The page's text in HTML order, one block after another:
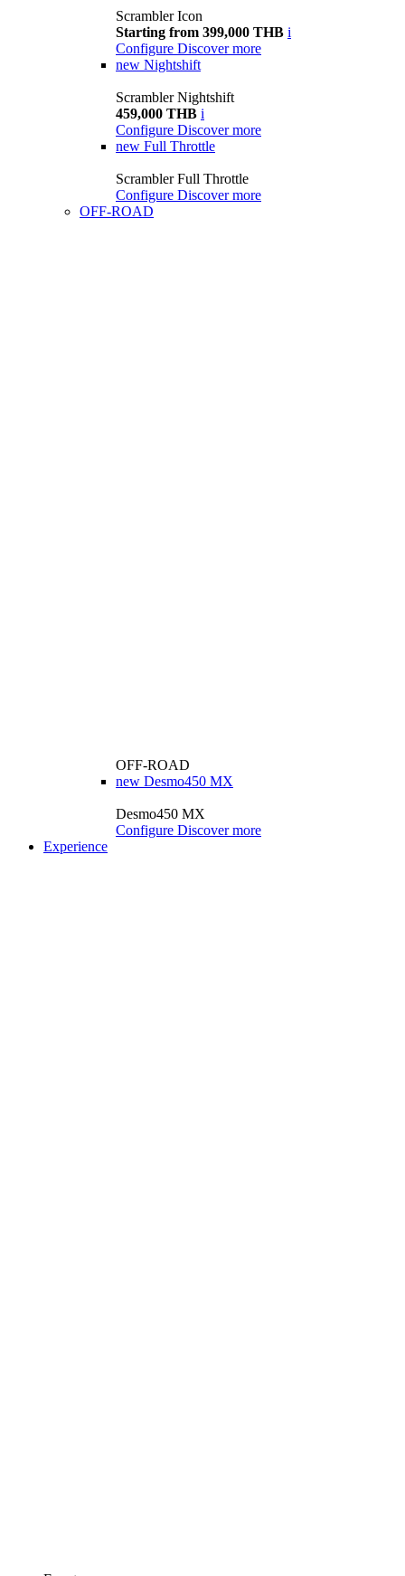
Scrambler Icon
Starting from 399,000 THB i
Configure Discover more
new Nightshift
Scrambler Nightshift
459,000 THB i
Configure Discover more
new Full Throttle
Scrambler Full Throttle
Configure Discover more
OFF-ROAD
OFF-ROAD
new Desmo450 MX
Desmo450 MX
Configure Discover more
Experience